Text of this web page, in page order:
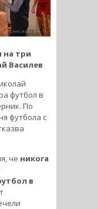
на три
Василев
футбол в
По
футбола с
че никога
в